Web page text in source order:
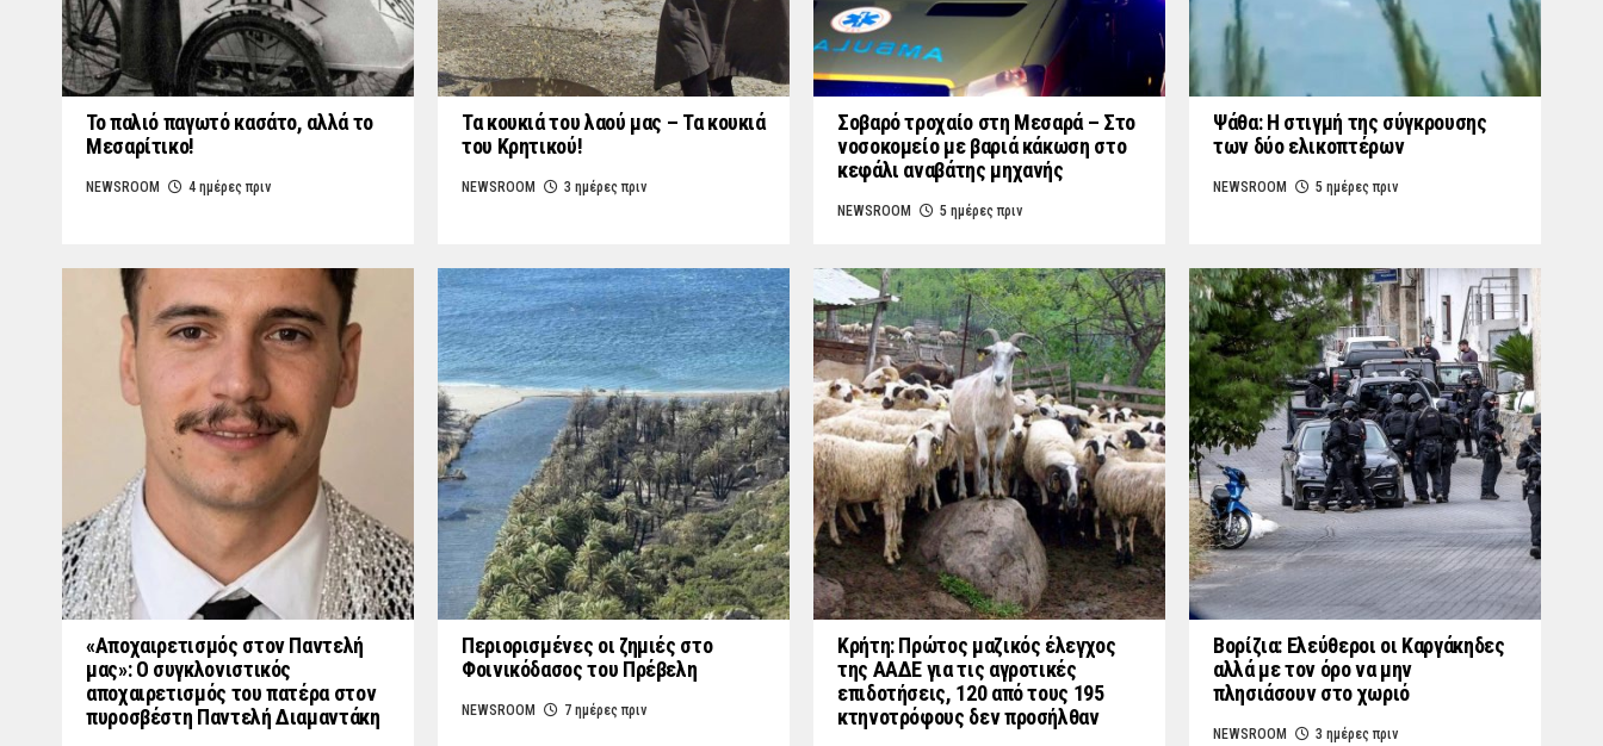
Το παλιό παγωτό κασάτο, αλλά το
Μεσαρίτικο!
NEWSROOM 4 ημέρες πριν
Τα κουκιά του λαού μας – Τα κουκιά
του Κρητικού!
NEWSROOM 3 ημέρες πριν
Σοβαρό τροχαίο στη Μεσαρά – Στο
νοσοκομείο με βαριά κάκωση στο
κεφάλι αναβάτης μηχανής
NEWSROOM 5 ημέρες πριν
Ψάθα: Η στιγμή της σύγκρουσης
των δύο ελικοπτέρων
NEWSROOM 5 ημέρες πριν
«Aποχαιρετισμός στον Παντελή
μας»: Ο συγκλονιστικός
αποχαιρετισμός του πατέρα στον
πυροσβέστη Παντελή Διαμαντάκη
Περιορισμένες οι ζημιές στο
Φοινικόδασος του Πρέβελη
NEWSROOM 7 ημέρες πριν
Κρήτη: Πρώτος μαζικός έλεγχος
της ΑΑΔΕ για τις αγροτικές
επιδοτήσεις, 120 από τους 195
κτηνοτρόφους δεν προσήλθαν
Βορίζια: Ελεύθεροι οι Καργάκηδες
αλλά με τον όρο να μην
πλησιάσουν στο χωριό
NEWSROOM 3 ημέρες πριν